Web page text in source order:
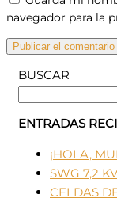
navegador para la
BUSCAR
ENTRADAS
¡HOLA,
SWG 7,2
CELDAS